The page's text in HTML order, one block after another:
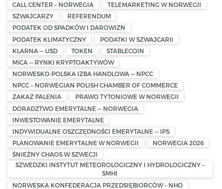
CALL CENTER – NORWEGIA
TELEMARKETING W NORWEGII
SZWAJCARZY
REFERENDUM
PODATEK OD SPADKÓW I DAROWIZN
PODATEK KLIMATYCZNY
PODATKI W SZWAJCARII
KLARNA — USD
TOKEN
STABLECOIN
MiCA — RYNKI KRYPTOAKTYWÓW
NORWESKO-POLSKA IZBA HANDLOWA — NPCC
NPCC – NORWEGIAN POLISH CHAMBER OF COMMERCE
ZAKAZ PALENIA
PRAWO TYTONIOWE W NORWEGII
DORADZTWO EMERYTALNE — NORWEGIA
INWESTOWANIE EMERYTALNE
INDYWIDUALNE OSZCZĘDNOŚCI EMERYTALNE — IPS
PLANOWANIE EMERYTALNE W NORWEGII
NORWEGIA 2026
ŚNIEŻNY CHAOS W SZWECJI
SZWEDZKI INSTYTUT METEOROLOGICZNY I HYDROLOGICZNY –
SMHI
NORWESKA KONFEDERACJA PRZEDSIĘBIORCÓW – NHO